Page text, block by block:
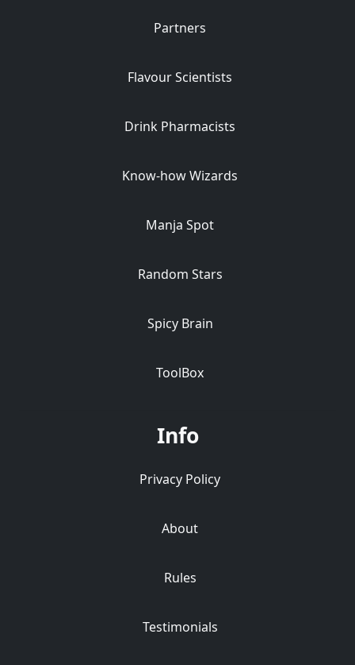
Partners
Flavour Scientists
Drink Pharmacists
Know-how Wizards
Manja Spot
Random Stars
Spicy Brain
ToolBox
Info
Privacy Policy
About
Rules
Testimonials